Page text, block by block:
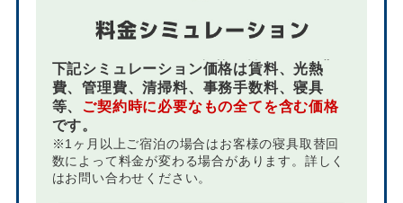
下記シミュレーション価格は賃料、光熱
費、管理費、清掃料、事務手数料、寝具
等、 ご契約時に必要なもの全てを含む価格
です。
※1ヶ月以上ご宿泊の場合はお客様の寝具取替回
数によって料金が変わる場合があります。詳しく
はお問い合わせください。